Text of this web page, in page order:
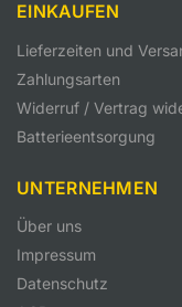
EINKAUFEN
Lieferzeiten und
Zahlungsarten
Widerruf / Vertrag
Batterieentsorgung
UNTERNEHMEN
Über uns
Impressum
Datenschutz